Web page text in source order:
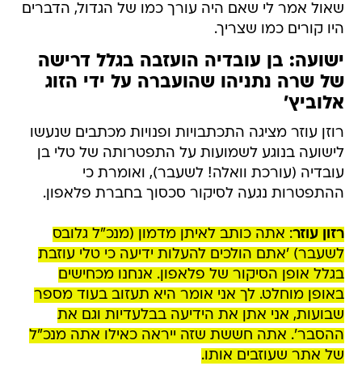
שאול אמר לי שאם היה עורך כמו של הגדול, הדברים
היו קורים כמו שצריך.
ישועה: בן עובדיה הועזבה בגלל דרישה
של שרה נתניהו שהועברה על ידי הזוג
אלוביץ'
רוזן עוזר מציגה התכתבויות ופנויות מכתבים שנעשו
לישועה בנוגע לשמועות על התפטרותה של טלי בן
עובדיה (עורכת וואלה! לשעבר), ואומרת כי
ההתפטרות נגעה לסיקור סכסוך בחברת פלאפון.
רזון עוזר: אתה כותב לאיתן מדמון (מנכ"ל גלובס
לשעבר) 'אתם הולכים להעלות ידיעה כי טלי עוזבת
בגלל אופן הסיקור של פלאפון. אנחנו מכחישים
באופן מוחלט. לך אני אומר היא תעזוב בעוד מספר
שבועות, אני אתן את הידיעה בבלעדיות וגם את
ההסבר'. אתה חששת שזה ייראה כאילו אתה מנכ"ל
של אתר שעוזבים אותו.